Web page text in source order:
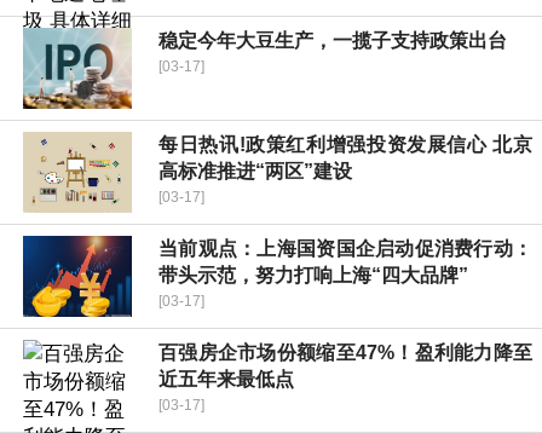
稳定今年大豆生产，一揽子支持政策出台
[03-17]
每日热讯!政策红利增强投资发展信心 北京
高标准推进“两区”建设
[03-17]
当前观点：上海国资国企启动促消费行动：
带头示范，努力打响上海“四大品牌”
[03-17]
百强房企市场份额缩至47%！盈利能力降至
近五年来最低点
[03-17]